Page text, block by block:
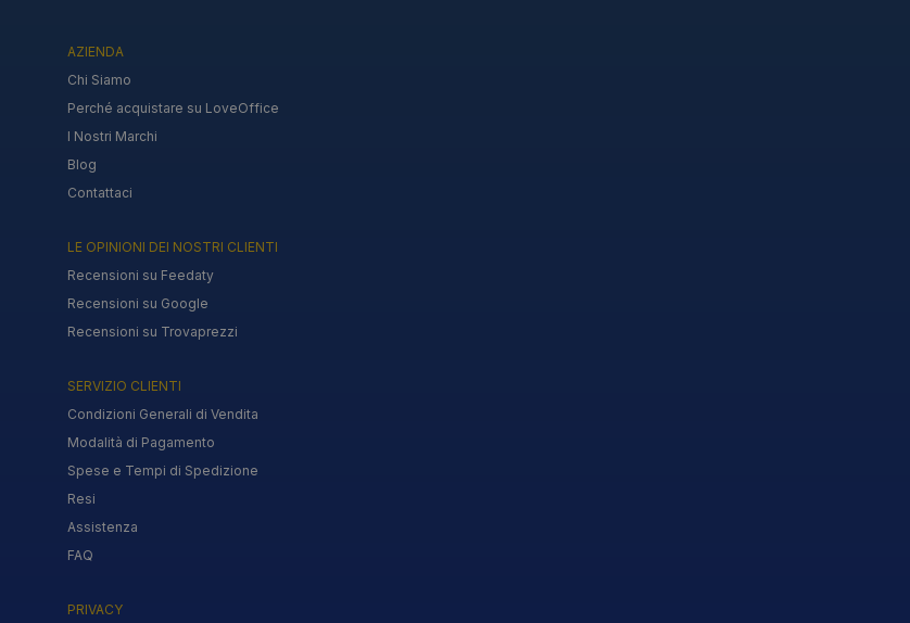
AZIENDA
Chi Siamo
Perché acquistare su LoveOffice
I Nostri Marchi
Blog
Contattaci
LE OPINIONI DEI NOSTRI CLIENTI
Recensioni su Feedaty
Recensioni su Google
Recensioni su Trovaprezzi
SERVIZIO CLIENTI
Condizioni Generali di Vendita
Modalità di Pagamento
Spese e Tempi di Spedizione
Resi
Assistenza
FAQ
PRIVACY